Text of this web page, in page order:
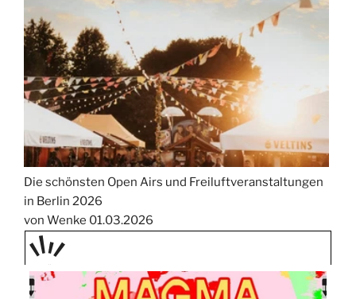
Die schönsten Open Airs und Freiluftveranstaltungen
in Berlin 2026
von Wenke 01.03.2026
PRÄS
ENTIE